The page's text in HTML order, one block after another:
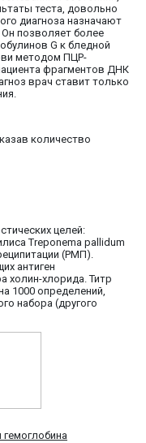
теста, довольно
диагноза назначают
позволяет более
G к бледной
методом ПЦР-
фрагментов ДНК
врач ставит только
количество
целей:
Treponema pallidum
(РМП).
антиген
холин-хлорида. Титр
1000 определений,
набора (другого